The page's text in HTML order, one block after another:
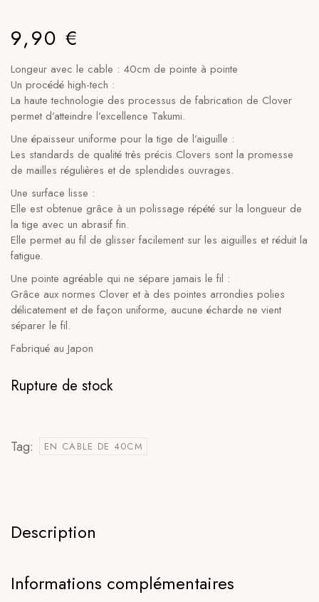
9,90 €
Longeur avec le cable : 40cm de pointe à pointe
Un procédé high-tech :
La haute technologie des processus de fabrication de Clover
permet d’atteindre l’excellence Takumi.
Une épaisseur uniforme pour la tige de l’aiguille :
Les standards de qualité très précis Clovers sont la promesse
de mailles régulières et de splendides ouvrages.
Une surface lisse :
Elle est obtenue grâce à un polissage répété sur la longueur de
la tige avec un abrasif fin.
Elle permet au fil de glisser facilement sur les aiguilles et réduit la
fatigue.
Une pointe agréable qui ne sépare jamais le fil :
Grâce aux normes Clover et à des pointes arrondies polies
délicatement et de façon uniforme, aucune écharde ne vient
séparer le fil.
Fabriqué au Japon
Rupture de stock
Tag: EN CABLE DE 40CM
Description
Informations complémentaires